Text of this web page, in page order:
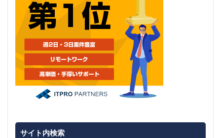
サイト内検索